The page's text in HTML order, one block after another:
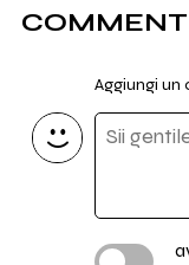
Aggiungi